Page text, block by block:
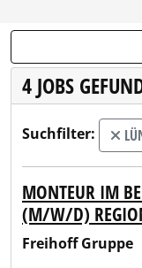
4 JOBS
Suchfilter:
MONTEUR IM
(M/W/D)
Freihoff Gruppe